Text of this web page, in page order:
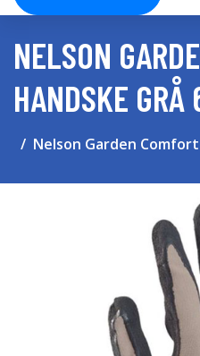
NELSON
HANDSKE GRÅ
Nelson Garden